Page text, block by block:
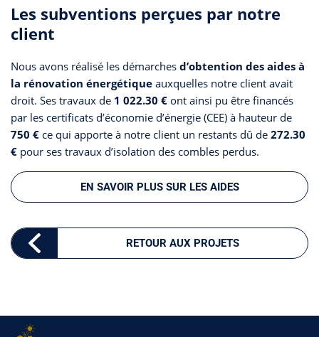
Les subventions perçues par notre
client
Nous avons réalisé les démarches d’obtention des aides à
la rénovation énergétique auxquelles notre client avait
droit. Ses travaux de 1 022.30 € ont ainsi pu être financés
par les certificats d’économie d’énergie (CEE) à hauteur de
750 € ce qui apporte à notre client un restants dû de 272.30
€ pour ses travaux d’isolation des combles perdus.
EN SAVOIR PLUS SUR LES AIDES
RETOUR AUX PROJETS